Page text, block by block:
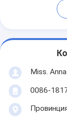
Miss. Anna
0086-